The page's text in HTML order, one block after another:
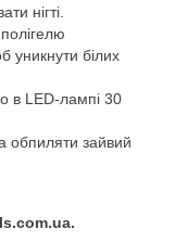
нігті.
білих
в LED-лампі 30
обпиляти зайвий